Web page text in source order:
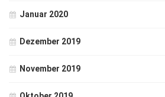
Januar 2020
Dezember 2019
November 2019